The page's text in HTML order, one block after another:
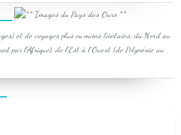
et de voyages plus ou moins lointains, du Nord au
par l'Afrique), de l'Est à l'Ouest (de Polynésie au